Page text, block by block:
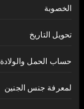
الخصوبة
تحويل التاريخ
حساب الحمل والولادة
لمعرفة جنس الجنين